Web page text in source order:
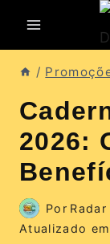
/
2026:
Por
Atualizado em